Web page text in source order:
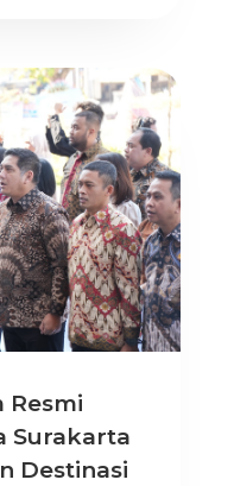
Resmi
Surakarta
Destinasi